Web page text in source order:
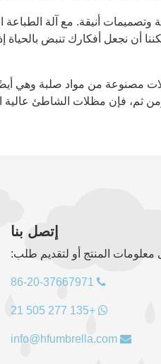
أنيقة. مع آلة الطباعة
أن نجعل أفكارك تنبض
من مواد صلبة وهي أيضًا
ثم، فإن مظلات الشاطئ عالية
إتصل بنا
المنتج أو لتقديم طلب:
86-20-37667971
+135 277 505 21
info@hfumbrella.com